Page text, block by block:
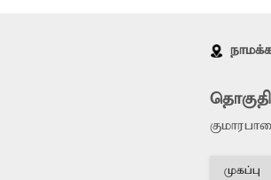
முகப்பு